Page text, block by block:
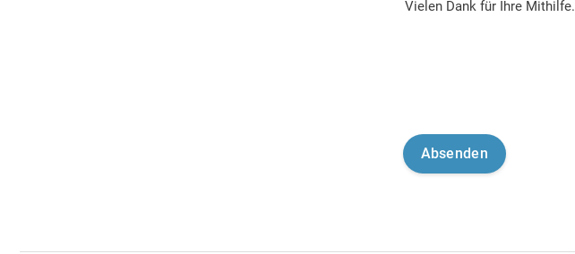
Vielen Dank für Ihre Mithilfe.